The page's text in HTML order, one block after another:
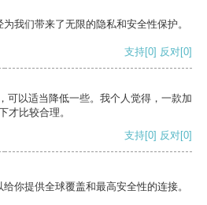
我们带来了无限的隐私和安全性保护。
支持[0] 反对[0]
可以适当降低一些。我个人觉得，一款加
才比较合理。
支持[0] 反对[0]
你提供全球覆盖和最高安全性的连接。